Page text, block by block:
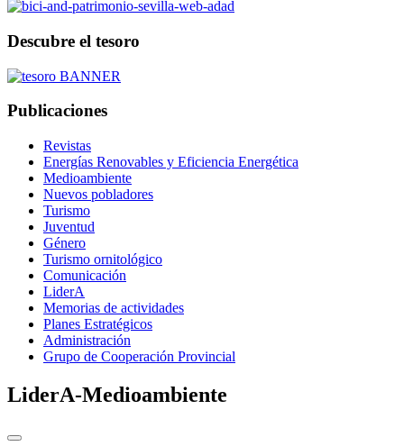
Descubre el tesoro
Publicaciones
Revistas
Energías Renovables y Eficiencia Energética
Medioambiente
Nuevos pobladores
Turismo
Juventud
Género
Turismo ornitológico
Comunicación
LiderA
Memorias de actividades
Planes Estratégicos
Administración
Grupo de Cooperación Provincial
LiderA-Medioambiente